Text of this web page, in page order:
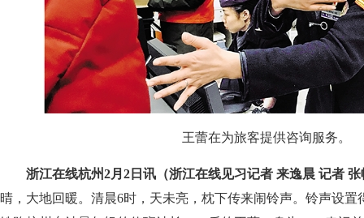
王蕾在为旅客提供咨询服务。
浙江在线杭州2月2日讯（浙江在线见习记者 来逸晨 记者 张
晴，大地回暖。清晨6时，天未亮，枕下传来闹铃声。铃声设